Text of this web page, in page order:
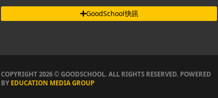
GoodSchool快訊
COPYRIGHT 2026 © GOODSCHOOL. ALL RIGHTS RESERVED. POWERED
BY EDUCATION MEDIA GROUP